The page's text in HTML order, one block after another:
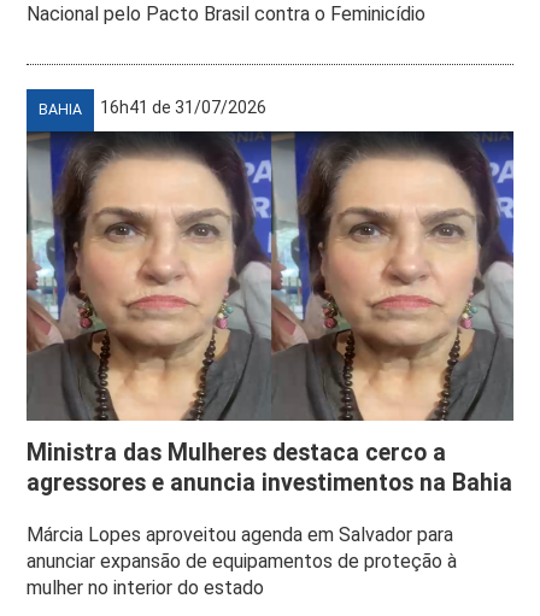
Nacional pelo Pacto Brasil contra o Feminicídio
BAHIA 16h41 de 31/07/2026
Ministra das Mulheres destaca cerco a
agressores e anuncia investimentos na Bahia
Márcia Lopes aproveitou agenda em Salvador para
anunciar expansão de equipamentos de proteção à
mulher no interior do estado